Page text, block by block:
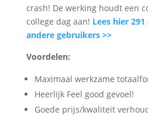
crash! De werking houdt een
college dag aan! Lees hier
andere gebruikers >>
Voordelen:
Maximaal werkzame
Heerlijk Feel good gevoel!
Goede prijs/kwaliteit